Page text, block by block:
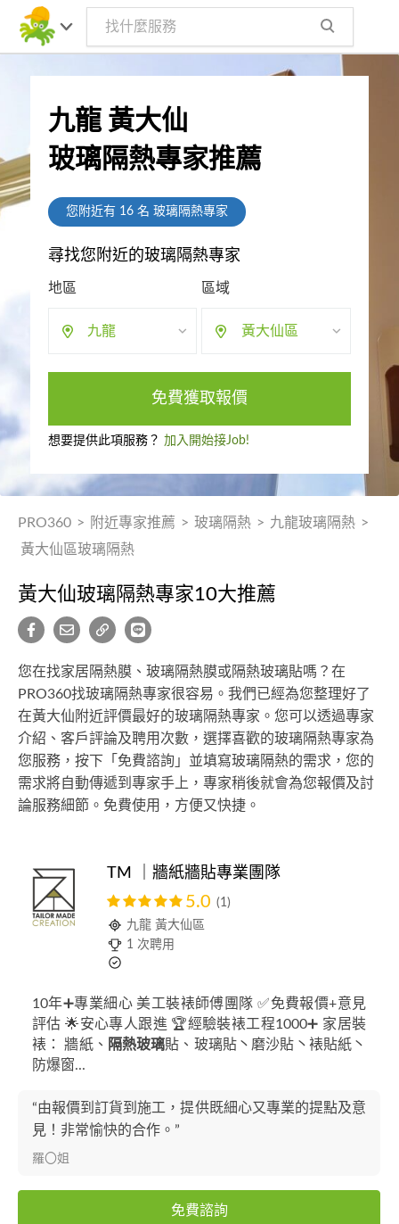
九龍 黃大仙
玻璃隔熱專家推薦
您附近有 16名 玻璃隔熱專家
尋找您附近的玻璃隔熱專家
地區
九龍
區域
黃大仙區
免費獲取報價
想要提供此項服務？ 加入開始接Job!
PRO360 > 附近專家推薦 > 玻璃隔熱 > 九龍玻璃隔熱 >
黃大仙區玻璃隔熱
黃大仙玻璃隔熱專家10大推薦
您在找家居隔熱膜、玻璃隔熱膜或隔熱玻璃貼嗎？在
PRO360找玻璃隔熱專家很容易。我們已經為您整理好了
在黃大仙附近評價最好的玻璃隔熱專家。您可以透過專家
介紹、客戶評論及聘用次數，選擇喜歡的玻璃隔熱專家為
您服務，按下「免費諮詢」並填寫玻璃隔熱的需求，您的
需求將自動傳遞到專家手上，專家稍後就會為您報價及討
論服務細節。免費使用，方便又快捷。
TM ｜牆紙牆貼專業團隊
5.0 (1)
九龍 黃大仙區
1 次聘用
10年➕專業細心 美工裝裱師傅團隊 ✅免費報價+意見
評估 🌟安心專人跟進 🏆經驗裝裱工程1000➕ 家居裝
裱： 牆紙、 隔熱玻璃貼、玻璃貼丶磨沙貼丶裱貼紙丶
防爆窗...
“由報價到訂貨到施工，提供既細心又專業的提點及意
見！非常愉快的合作。”
羅〇姐
免費諮詢